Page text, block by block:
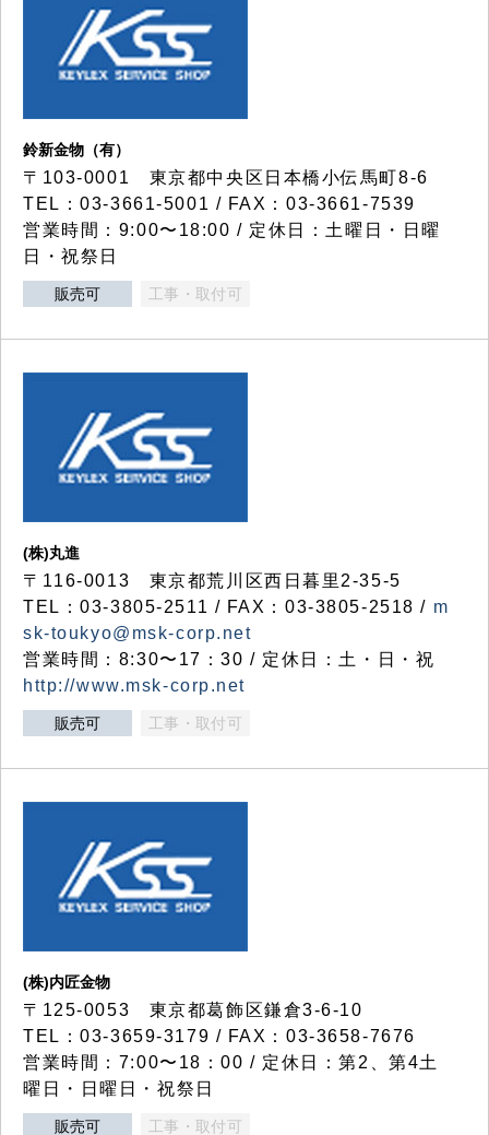
鈴新金物（有）
〒103-0001 東京都中央区日本橋小伝馬町8-6
TEL：03-3661-5001 / FAX：03-3661-7539
営業時間：9:00〜18:00 / 定休日：土曜日・日曜
日・祝祭日
販売可 工事・取付可
(株)丸進
〒116-0013 東京都荒川区西日暮里2-35-5
TEL：03-3805-2511 / FAX：03-3805-2518 / m
sk-toukyo@msk-corp.net
営業時間：8:30〜17：30 / 定休日：土・日・祝
http://www.msk-corp.net
販売可 工事・取付可
(株)内匠金物
〒125-0053 東京都葛飾区鎌倉3-6-10
TEL：03-3659-3179 / FAX：03-3658-7676
営業時間：7:00〜18：00 / 定休日：第2、第4土
曜日・日曜日・祝祭日
販売可 工事・取付可